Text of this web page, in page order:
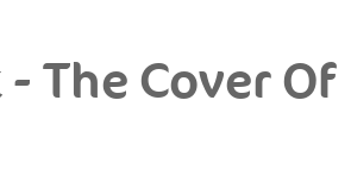
The Cover Of